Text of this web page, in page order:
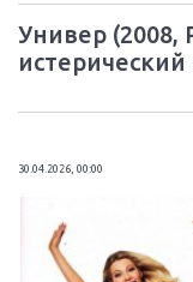
Универ (2008,
30.04.2026, 00:00